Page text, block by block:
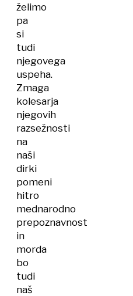
želimo
pa
si
tudi
njegovega
uspeha.
Zmaga
kolesarja
njegovih
razsežnosti
na
naši
dirki
pomeni
hitro
mednarodno
prepoznavnost
in
morda
bo
tudi
naš